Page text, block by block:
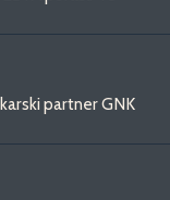
partner GNK